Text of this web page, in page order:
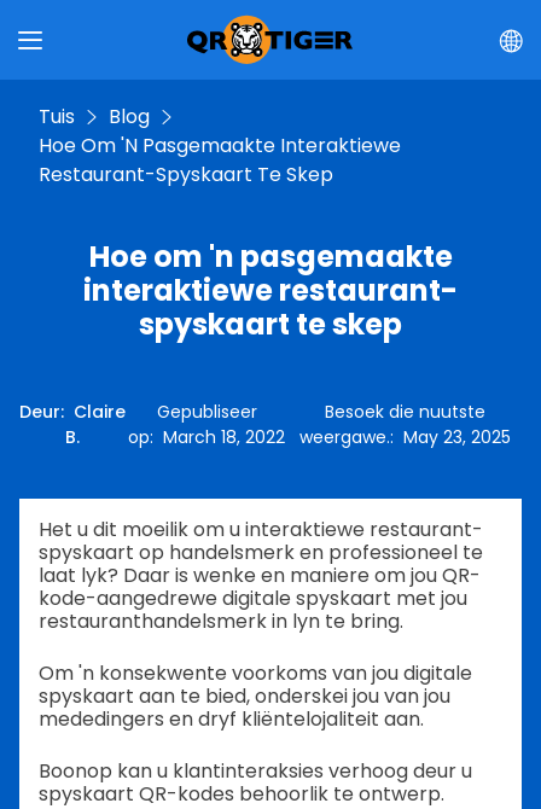
Tuis
Blog
Hoe Om 'n Pasgemaakte Interaktiewe
Restaurant-Spyskaart Te Skep
Hoe om 'n pasgemaakte
interaktiewe restaurant-
spyskaart te skep
Deur: Claire
B.
Gepubliseer
op:March 18, 2022
Besoek die nuutste
weergawe.: May 23, 2025
Het u dit moeilik om u interaktiewe restaurant-
spyskaart op handelsmerk en professioneel te
laat lyk? Daar is wenke en maniere om jou QR-
kode-aangedrewe digitale spyskaart met jou
restauranthandelsmerk in lyn te bring.
Om 'n konsekwente voorkoms van jou digitale
spyskaart aan te bied, onderskei jou van jou
mededingers en dryf kliëntelojaliteit aan.
Boonop kan u klantinteraksies verhoog deur u
spyskaart QR-kodes behoorlik te ontwerp.